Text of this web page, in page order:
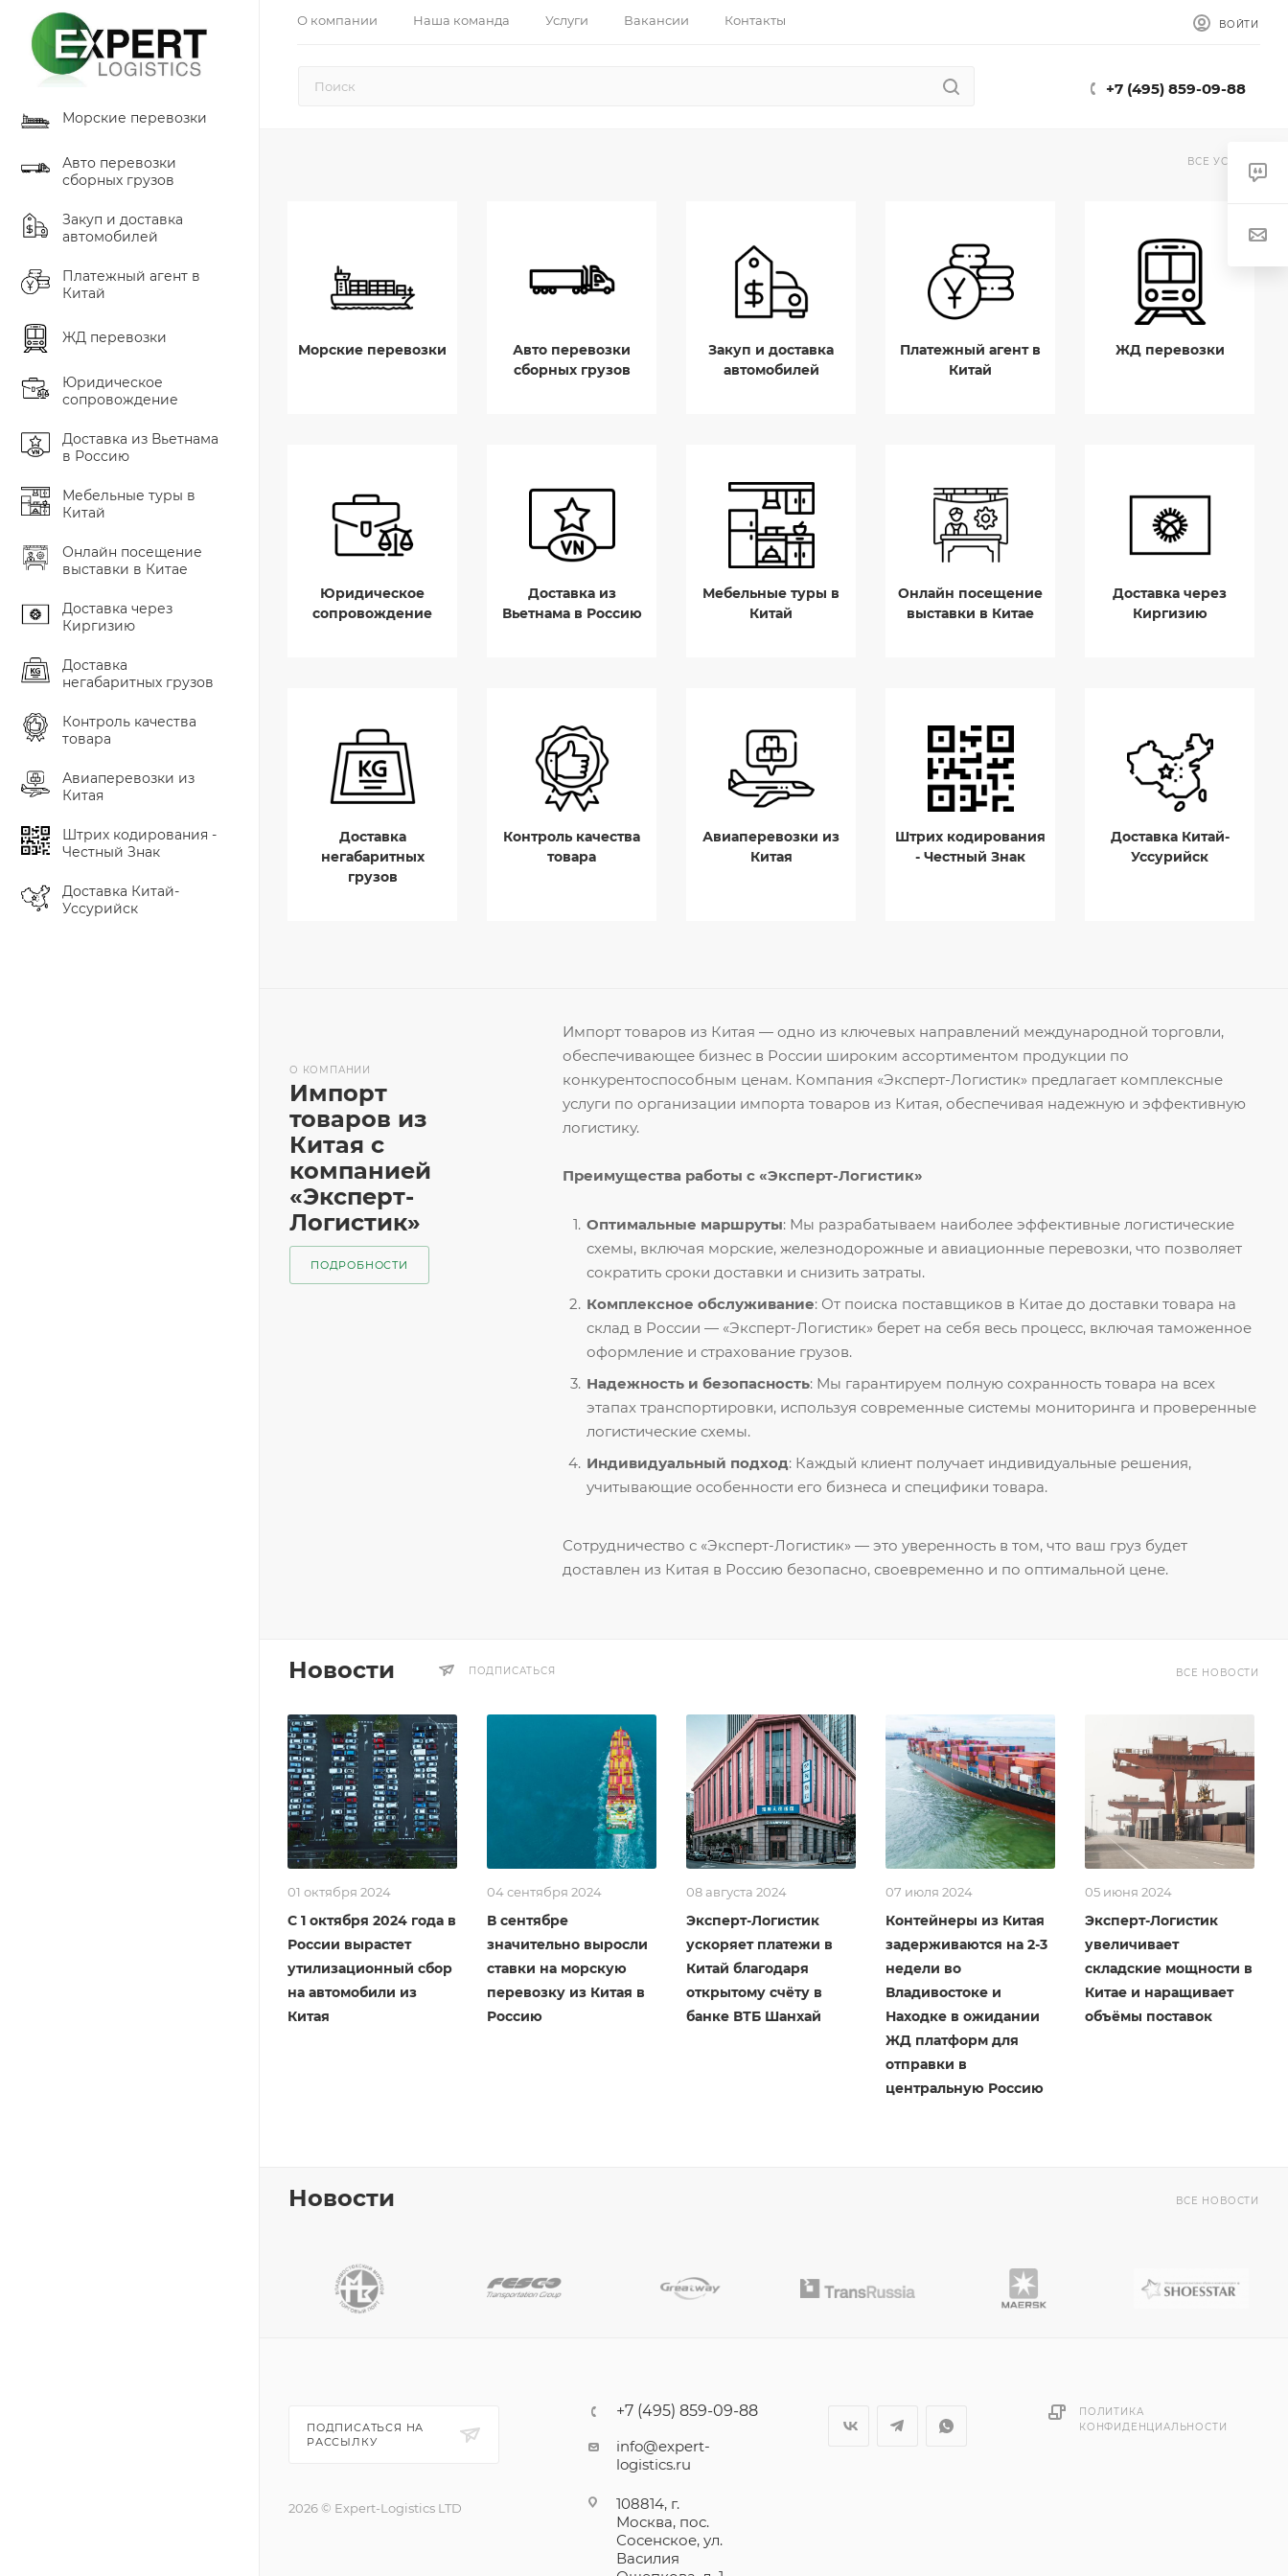
О компании Наша команда Услуги Вакансии Контакты ВОЙТИ
+7 (495) 859-09-88
Морские перевозки
Авто перевозки
сборных грузов
Закуп и доставка
автомобилей
Платежный агент в
Китай
ЖД перевозки
Юридическое
сопровождение
Доставка из Вьетнама
в Россию
Мебельные туры в
Китай
Онлайн посещение
выставки в Китае
Доставка через
Киргизию
Доставка
негабаритных грузов
Контроль качества
товара
Авиаперевозки из
Китая
Штрих кодирования -
Честный Знак
Доставка Китай-
Уссурийск
ВСЕ УСЛУГИ
Морские перевозки
Авто перевозки
сборных грузов
Закуп и доставка
автомобилей
Платежный агент в
Китай
ЖД перевозки
Юридическое
сопровождение
Доставка из
Вьетнама в Россию
Мебельные туры в
Китай
Онлайн посещение
выставки в Китае
Доставка через
Киргизию
Доставка
негабаритных
грузов
Контроль качества
товара
Авиаперевозки из
Китая
Штрих кодирования
- Честный Знак
Доставка Китай-
Уссурийск
Импорт товаров из Китая — одно из ключевых направлений международной торговли,
обеспечивающее бизнес в России широким ассортиментом продукции по
конкурентоспособным ценам. Компания «Эксперт-Логистик» предлагает комплексные
услуги по организации импорта товаров из Китая, обеспечивая надежную и эффективную
логистику.
Преимущества работы с «Эксперт-Логистик»
Оптимальные маршруты: Мы разрабатываем наиболее эффективные логистические
схемы, включая морские, железнодорожные и авиационные перевозки, что позволяет
сократить сроки доставки и снизить затраты.
Комплексное обслуживание: От поиска поставщиков в Китае до доставки товара на
склад в России — «Эксперт-Логистик» берет на себя весь процесс, включая таможенное
оформление и страхование грузов.
Надежность и безопасность: Мы гарантируем полную сохранность товара на всех
этапах транспортировки, используя современные системы мониторинга и проверенные
логистические схемы.
Индивидуальный подход: Каждый клиент получает индивидуальные решения,
учитывающие особенности его бизнеса и специфики товара.
Сотрудничество с «Эксперт-Логистик» — это уверенность в том, что ваш груз будет
доставлен из Китая в Россию безопасно, своевременно и по оптимальной цене.
О КОМПАНИИ
Импорт
товаров из
Китая с
компанией
«Эксперт-
Логистик»
ПОДРОБНОСТИ
Новости ПОДПИСАТЬСЯ ВСЕ НОВОСТИ
01 октября 2024
С 1 октября 2024 года в
России вырастет
утилизационный сбор
на автомобили из
Китая
04 сентября 2024
В сентябре
значительно выросли
ставки на морскую
перевозку из Китая в
Россию
08 августа 2024
Эксперт-Логистик
ускоряет платежи в
Китай благодаря
открытому счёту в
банке ВТБ Шанхай
07 июля 2024
Контейнеры из Китая
задерживаются на 2-3
недели во
Владивостоке и
Находке в ожидании
ЖД платформ для
отправки в
центральную Россию
05 июня 2024
Эксперт-Логистик
увеличивает
складские мощности в
Китае и наращивает
объёмы поставок
Новости ВСЕ НОВОСТИ
ПОДПИСАТЬСЯ НА
РАССЫЛКУ
2026 © Expert-Logistics LTD
+7 (495) 859-09-88
info@expert-
logistics.ru
108814, г.
Москва, пос.
Сосенское, ул.
Василия
ПОЛИТИКА
КОНФИДЕНЦИАЛЬНОСТИ